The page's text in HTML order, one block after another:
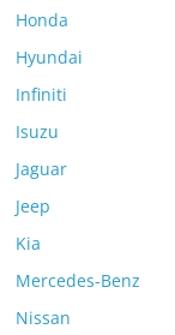
Honda
Hyundai
Infiniti
Isuzu
Jaguar
Jeep
Kia
Mercedes-Benz
Nissan